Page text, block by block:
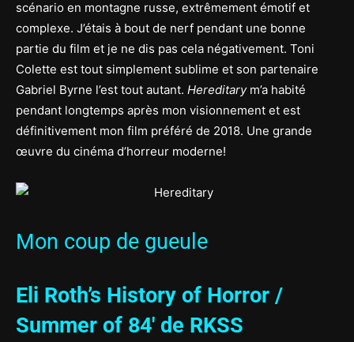
scénario en montagne russe, extrêmement émotif et
complexe. J’étais à bout de nerf pendant une bonne
partie du film et je ne dis pas cela négativement. Toni
Colette est tout simplement sublime et son partenaire
Gabriel Byrne l’est tout autant. Hereditarym’a habité
pendant longtemps après mon visionnement et est
définitivement mon film préféré de 2018. Une grande
œuvre du cinéma d’horreur moderne!
Mon coup de gueule
Eli Roth’s History of Horror /
Summer of 84′ de RKSS